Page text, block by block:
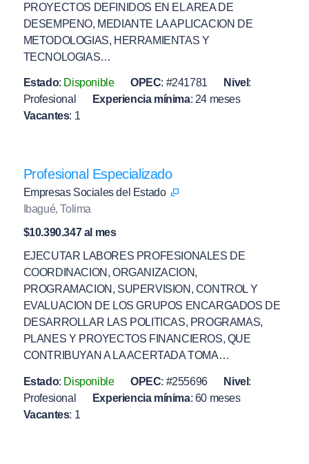
PROYECTOS DEFINIDOS EN EL AREA DE
DESEMPENO, MEDIANTE LA APLICACION DE
METODOLOGIAS, HERRAMIENTAS Y
TECNOLOGIAS…
Estado: Disponible OPEC: #241781 Nivel :
Profesional
Experiencia mínima: 24 meses
Vacantes: 1
Profesional Especializado
Empresas Sociales del Estado
Ibagué, Tolima
$10.390.347 al mes
EJECUTAR LABORES PROFESIONALES DE
COORDINACION, ORGANIZACION,
PROGRAMACION, SUPERVISION, CONTROL Y
EVALUACION DE LOS GRUPOS ENCARGADOS DE
DESARROLLAR LAS POLITICAS, PROGRAMAS,
PLANES Y PROYECTOS FINANCIEROS, QUE
CONTRIBUYAN A LA ACERTADA TOMA…
Estado: Disponible OPEC: #255696 Nivel :
Profesional
Experiencia mínima: 60 meses
Vacantes: 1